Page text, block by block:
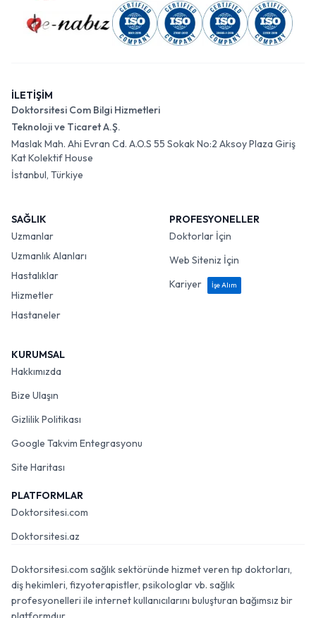
İLETİŞİM
Doktorsitesi Com Bilgi Hizmetleri
Teknoloji ve Ticaret A.Ş.
Maslak Mah. Ahi Evran Cd. A.O.S 55 Sokak No:2 Aksoy Plaza Giriş
Kat Kolektif House
İstanbul, Türkiye
SAĞLIK
Uzmanlar
Uzmanlık Alanları
Hastalıklar
Hizmetler
Hastaneler
PROFESYONELLER
Doktorlar İçin
Web Siteniz İçin
Kariyer
İşe Alım
KURUMSAL
Hakkımızda
Bize Ulaşın
Gizlilik Politikası
Google Takvim Entegrasyonu
Site Haritası
PLATFORMLAR
Doktorsitesi.com
Doktorsitesi.az
Doktorsitesi.com sağlık sektöründe hizmet veren tıp doktorları,
diş hekimleri, fizyoterapistler, psikologlar vb. sağlık
profesyonelleri ile internet kullanıcılarını buluşturan bağımsız bir